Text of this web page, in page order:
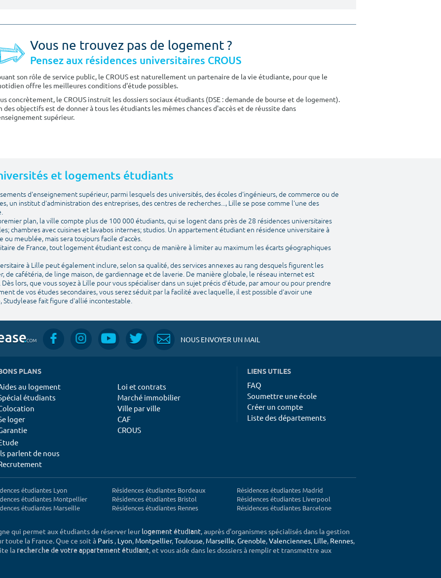
Vous ne trouvez pas de logement ?
Pensez aux résidences universitaires CROUS
son rôle de service public, le CROUS est naturellement un partenaire de la vie étudiante, pour que le
offre les meilleures conditions d'étude possibles.
concrètement, le CROUS instruit les dossiers sociaux étudiants (DSE : demande de bourse et de logement).
des objectifs est de donner à tous les étudiants les mêmes chances d'accès et de réussite dans
supérieur.
et logements étudiants
d'enseignement supérieur, parmi lesquels des universités, des écoles d'ingénieurs, de commerce ou de
un institut d'administration des entreprises, des centres de recherches..., Lille se pose comme l'une des
plan, la ville compte plus de 100 000 étudiants, qui se logent dans près de 28 résidences universitaires
chambres avec cuisines et lavabos internes; studios. Un appartement étudiant en résidence universitaire à
meublée, mais sera toujours facile d'accès.
de France, tout logement étudiant est conçu de manière à limiter au maximum les écarts géographiques
à Lille peut également inclure, selon sa qualité, des services annexes au rang desquels figurent les
de cafétéria, de linge maison, de gardiennage et de laverie. De manière globale, le réseau internet est
lors, que vous soyez à Lille pour vous spécialiser dans un sujet précis d'étude, par amour ou pour prendre
de vos études secondaires, vous serez séduit par la facilité avec laquelle, il est possible d'avoir une
Studylease fait figure d'allié incontestable.
NOUS ENVOYER UN MAIL
PLANS
au logement
étudiants
loger
Loi et contrats
Marché immobilier
Ville par ville
CAF
CROUS
parlent de nous
LIENS UTILES
FAQ
Soumettre une école
Créer un compte
Liste des départements
étudiantes Lyon
étudiantes Montpellier
étudiantes Marseille
Résidences étudiantes Bordeaux
Résidences étudiantes Bristol
Résidences étudiantes Rennes
Résidences étudiantes Madrid
Résidences étudiantes Liverpool
Résidences étudiantes Barcelone
qui permet aux étudiants de réserver leurlogement étudiant, auprès d'organismes spécialisés dans la gestion
toute la France. Que ce soit à Paris , Lyon, Montpellier,Toulouse, Marseille,Grenoble,Valenciennes, Lille, Rennes,
la recherche de votre appartement étudiant, et vous aide dans les dossiers à remplir et transmettre aux